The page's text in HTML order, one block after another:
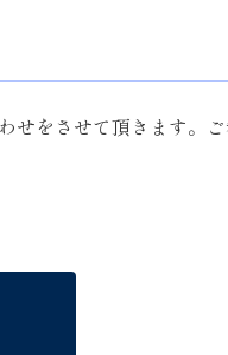
をさせて頂きます。